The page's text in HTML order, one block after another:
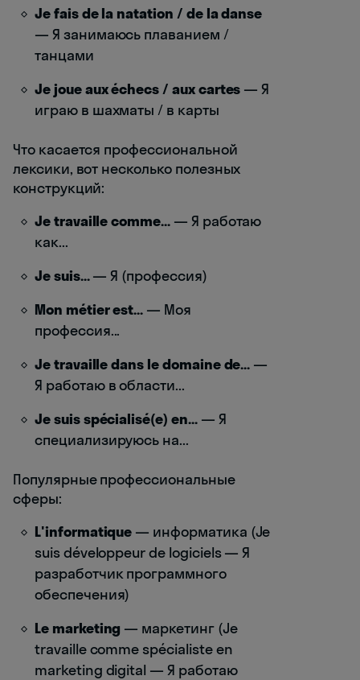
Je fais de la natation / de la danse
— Я занимаюсь плаванием /
танцами
Je joue aux échecs / aux cartes — Я
играю в шахматы / в карты
Что касается профессиональной
лексики, вот несколько полезных
конструкций:
Je travaille comme...— Я работаю
как...
Je suis...— Я (профессия)
Mon métier est... — Моя
профессия...
Je travaille dans le domaine de... —
Я работаю в области...
Je suis spécialisé(e) en...— Я
специализируюсь на...
Популярные профессиональные
сферы:
L'informatique — информатика (Je
suis développeur de logiciels — Я
разработчик программного
обеспечения)
Le marketing — маркетинг (Je
travaille comme spécialiste en
marketing digital — Я работаю